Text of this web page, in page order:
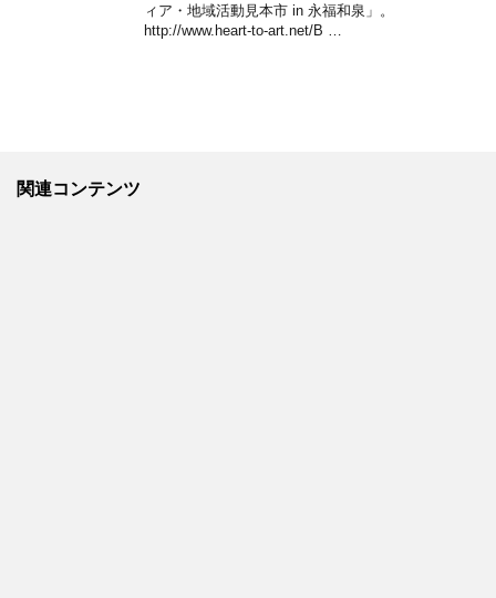
ィア・地域活動見本市 in 永福和泉」。
http://www.heart-to-art.net/B …
関連コンテンツ